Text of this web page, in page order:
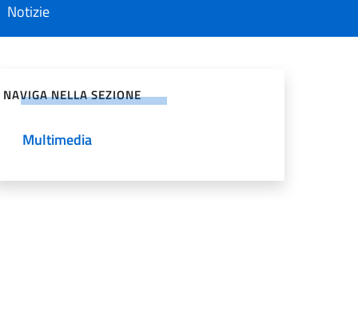
Notizie
NAVIGA NELLA SEZIONE
Multimedia